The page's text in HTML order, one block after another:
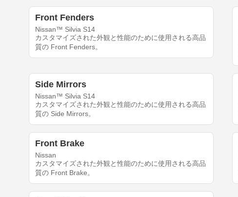
Front Fenders
Nissan™ Silvia S14
カスタマイズされた外観と性能のために使用される高品
質の Front Fenders。
Side Mirrors
Nissan™ Silvia S14
カスタマイズされた外観と性能のために使用される高品
質の Side Mirrors。
Front Brake
Nissan
カスタマイズされた外観と性能のために使用される高品
質の Front Brake。